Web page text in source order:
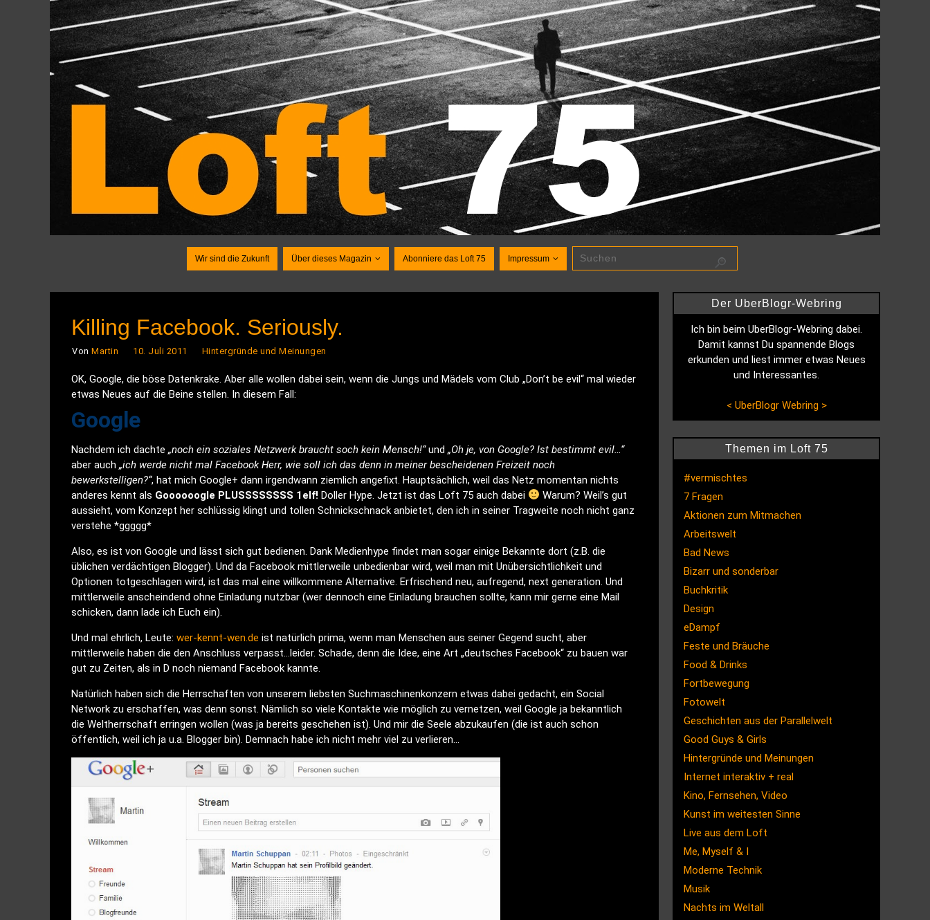
Wir sind die Zukunft Über dieses Magazin Abonniere das Loft 75 Impressum
Killing Facebook. Seriously.
Von Martin 10. Juli 2011 Hintergründe und Meinungen
OK, Google, die böse Datenkrake. Aber alle wollen dabei sein, wenn die Jungs und Mädels vom Club „Don’t be evil“ mal wieder
etwas Neues auf die Beine stellen. In diesem Fall:
Google
Nachdem ich dachte „noch ein soziales Netzwerk braucht soch kein Mensch!“und „Oh je, von Google? Ist bestimmt evil…“
aber auch „ich werde nicht mal Facebook Herr, wie soll ich das denn in meiner bescheidenen Freizeit noch
bewerkstelligen?“, hat mich Google+ dann irgendwann ziemlich angefixt. Hauptsächlich, weil das Netz momentan nichts
anderes kennt als Goooooogle PLUSSSSSSSS 1elf! Doller Hype. Jetzt ist das Loft 75 auch dabei
Warum? Weil’s gut
aussieht, vom Konzept her schlüssig klingt und tollen Schnickschnack anbietet, den ich in seiner Tragweite noch nicht ganz
verstehe *ggggg*
Also, es ist von Google und lässt sich gut bedienen. Dank Medienhype findet man sogar einige Bekannte dort (z.B. die
üblichen verdächtigen Blogger). Und da Facebook mittlerweile unbedienbar wird, weil man mit Unübersichtlichkeit und
Optionen totgeschlagen wird, ist das mal eine willkommene Alternative. Erfrischend neu, aufregend, next generation. Und
mittlerweile anscheindend ohne Einladung nutzbar (wer dennoch eine Einladung brauchen sollte, kann mir gerne eine Mail
schicken, dann lade ich Euch ein).
Und mal ehrlich, Leute: wer-kennt-wen.de ist natürlich prima, wenn man Menschen aus seiner Gegend sucht, aber
mittlerweile haben die den Anschluss verpasst…leider. Schade, denn die Idee, eine Art „deutsches Facebook“ zu bauen war
gut zu Zeiten, als in D noch niemand Facebook kannte.
Natürlich haben sich die Herrschaften von unserem liebsten Suchmaschinenkonzern etwas dabei gedacht, ein Social
Network zu erschaffen, was denn sonst. Nämlich so viele Kontakte wie möglich zu vernetzen, weil Google ja bekanntlich
die Weltherrschaft erringen wollen (was ja bereits geschehen ist). Und mir die Seele abzukaufen (die ist auch schon
öffentlich, weil ich ja u.a. Blogger bin). Demnach habe ich nicht mehr viel zu verlieren…
Der UberBlogr-Webring
Ich bin beim UberBlogr-Webring dabei.
Damit kannst Du spannende Blogs
erkunden und liest immer etwas Neues
und Interessantes.
< UberBlogr Webring >
Themen im Loft 75
#vermischtes
7 Fragen
Aktionen zum Mitmachen
Arbeitswelt
Bad News
Bizarr und sonderbar
Buchkritik
Design
eDampf
Feste und Bräuche
Food & Drinks
Fortbewegung
Fotowelt
Geschichten aus der Parallelwelt
Good Guys & Girls
Hintergründe und Meinungen
Internet interaktiv + real
Kino, Fernsehen, Video
Kunst im weitesten Sinne
Live aus dem Loft
Me, Myself & I
Moderne Technik
Musik
Nachts im Weltall